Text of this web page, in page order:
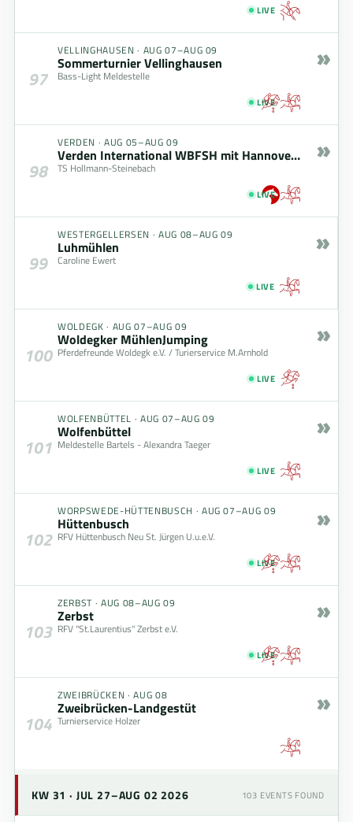
LIVE
97
VELLINGHAUSEN · AUG 07–AUG 09
Sommerturnier Vellinghausen
Bass-Light Meldestelle
LIVE
»
98
VERDEN · AUG 05–AUG 09
Verden International WBFSH mit Hannoveraner Championat
TS Hollmann-Steinebach
LIVE
»
99
WESTERGELLERSEN · AUG 08–AUG 09
Luhmühlen
Caroline Ewert
LIVE
»
100
WOLDEGK · AUG 07–AUG 09
Woldegker MühlenJumping
Pferdefreunde Woldegk e.V. / Turierservice M.Arnhold
LIVE
»
101
WOLFENBÜTTEL · AUG 07–AUG 09
Wolfenbüttel
Meldestelle Bartels - Alexandra Taeger
LIVE
»
102
WORPSWEDE-HÜTTENBUSCH · AUG 07–AUG 09
Hüttenbusch
RFV Hüttenbusch Neu St. Jürgen U.u.e.V.
LIVE
»
103
ZERBST · AUG 08–AUG 09
Zerbst
RFV "St.Laurentius" Zerbst e.V.
LIVE
»
104
ZWEIBRÜCKEN ·AUG 08
Zweibrücken-Landgestüt
Turnierservice Holzer
»
KW 31 · JUL 27–AUG 02 2026 103 EVENTS FOUND